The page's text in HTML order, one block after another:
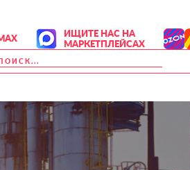
ИЩИТЕ НАС НА
МАРКЕТПЛЕЙСАХ